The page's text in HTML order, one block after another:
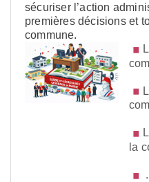
sécuriser l’action
premières décisions et
commune.
L
L
la